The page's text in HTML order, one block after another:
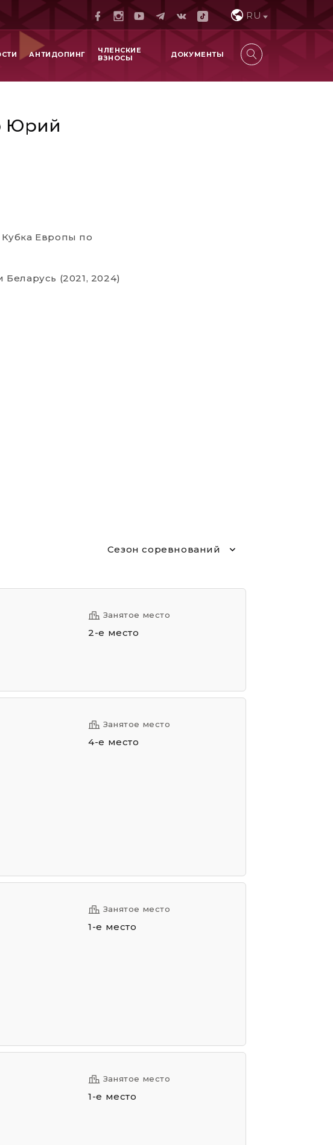
RU
АНТИДОПИНГ
ЧЛЕНСКИЕ
ВЗНОСЫ
ДОКУМЕНТЫ
Юрий
Европы по
(2021, 2024)
Сезон соревнований
Занятое место
2-е место
Занятое место
4-е место
Занятое место
1-е место
Занятое место
1-е место